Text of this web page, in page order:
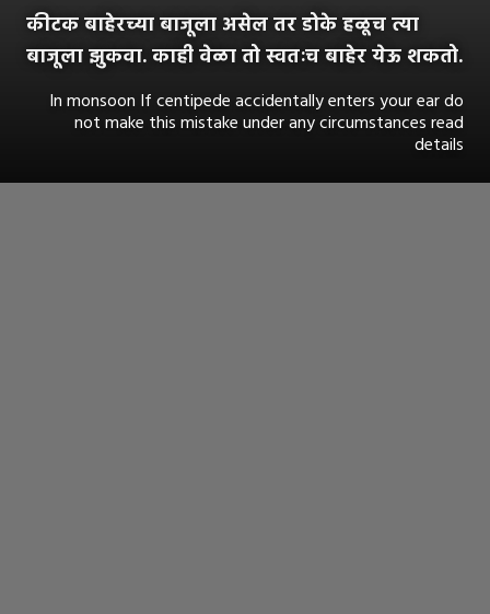
कीटक बाहेरच्या बाजूला असेल तर डोके हळूच त्या
बाजूला झुकवा. काही वेळा तो स्वतःच बाहेर येऊ शकतो.
In monsoon If centipede accidentally enters your ear do
not make this mistake under any circumstances read
details